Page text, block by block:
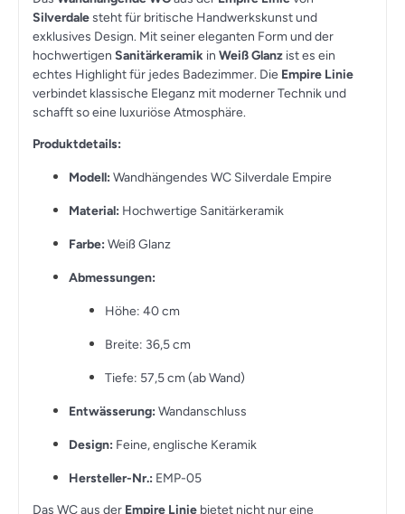
Silverdalesteht für britische Handwerkskunst und
exklusives Design. Mit seiner eleganten Form und der
hochwertigen Sanitärkeramik in Weiß Glanz ist es ein
echtes Highlight für jedes Badezimmer. Die Empire Linie
verbindet klassische Eleganz mit moderner Technik und
schafft so eine luxuriöse Atmosphäre.
Produktdetails:
Modell: Wandhängendes WC Silverdale Empire
Material: Hochwertige Sanitärkeramik
Farbe: Weiß Glanz
Abmessungen:
Höhe: 40 cm
Breite: 36,5 cm
Tiefe: 57,5 cm (ab Wand)
Entwässerung: Wandanschluss
Design: Feine, englische Keramik
Hersteller-Nr.: EMP-05
Das WC aus der Empire Linie bietet nicht nur eine